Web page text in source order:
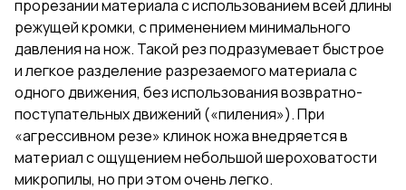
прорезании материала с использованием всей длины
режущей кромки, с применением минимального
давления на нож. Такой рез подразумевает быстрое
и легкое разделение разрезаемого материала с
одного движения, без использования возвратно-
поступательных движений («пиления»). При
«агрессивном резе» клинок ножа внедряется в
материал с ощущением небольшой шероховатости
микропилы, но при этом очень легко.